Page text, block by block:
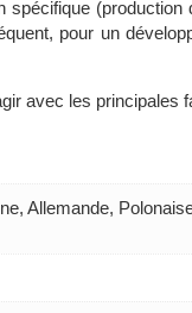
pour un
avec les principales
Allemande,